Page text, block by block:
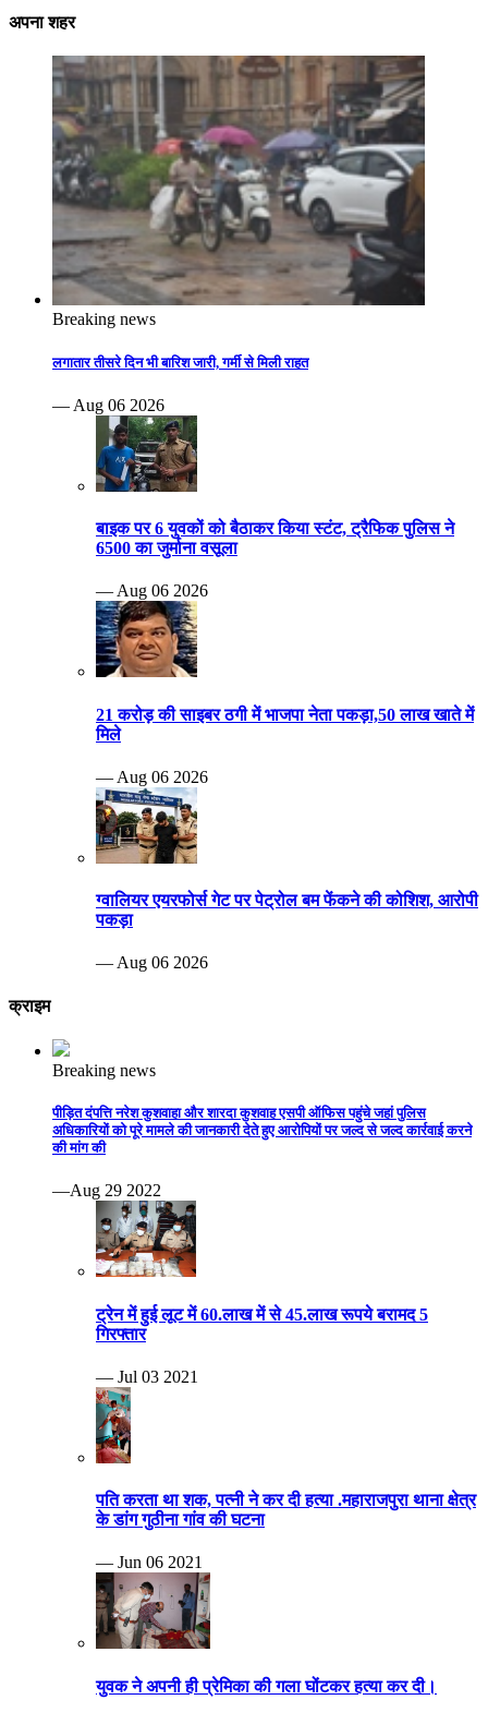
अपना शहर
Breaking news
लगातार तीसरे दिन भी बारिश जारी, गर्मी से मिली राहत
— Aug 06 2026
बाइक पर 6 युवकों को बैठाकर किया स्टंट, ट्रैफिक पुलिस ने
6500 का जुर्माना वसूला
— Aug 06 2026
21 करोड़ की साइबर ठगी में भाजपा नेता पकड़ा,50 लाख खाते में
मिले
— Aug 06 2026
ग्वालियर एयरफोर्स गेट पर पेट्रोल बम फेंकने की कोशिश, आरोपी
पकड़ा
— Aug 06 2026
क्राइम
Breaking news
पीड़ित दंपत्ति नरेश कुशवाहा और शारदा कुशवाह एसपी ऑफिस पहुंचे जहां पुलिस
अधिकारियों को पूरे मामले की जानकारी देते हुए आरोपियों पर जल्द से जल्द कार्रवाई करने
की मांग की
—Aug 29 2022
ट्रेन में हुई लूट में 60.लाख में से 45.लाख रूपये बरामद 5
गिरफ्तार
— Jul 03 2021
पति करता था शक, पत्नी ने कर दी हत्या .महाराजपुरा थाना क्षेत्र
के डांग गुठीना गांव की घटना
— Jun 06 2021
युवक ने अपनी ही प्रेमिका की गला घोंटकर हत्या कर दी।